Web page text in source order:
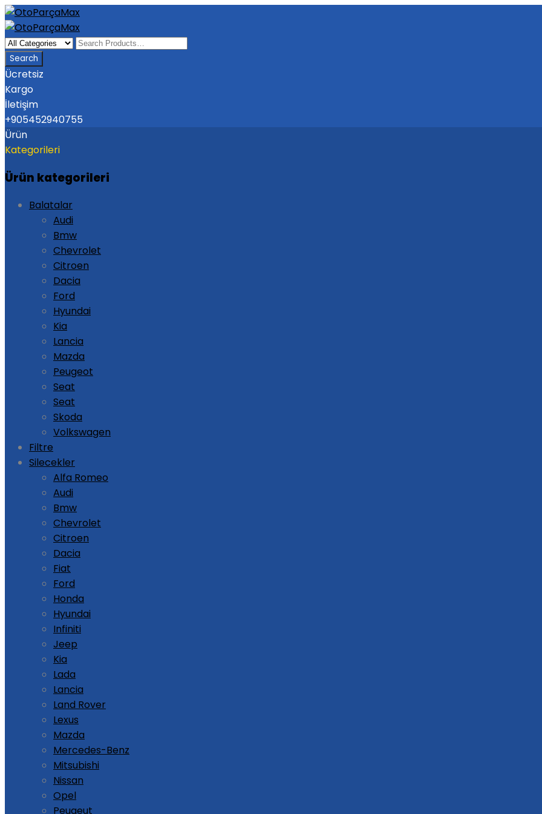
Ücretsiz
Kargo
İletişim
+905452940755
Ürün
Kategorileri
Ürün kategorileri
Balatalar
Audi
Bmw
Chevrolet
Citroen
Dacia
Ford
Hyundai
Kia
Lancia
Mazda
Peugeot
Seat
Seat
Skoda
Volkswagen
Filtre
Silecekler
Alfa Romeo
Audi
Bmw
Chevrolet
Citroen
Dacia
Fiat
Ford
Honda
Hyundai
Infiniti
Jeep
Kia
Lada
Lancia
Land Rover
Lexus
Mazda
Mercedes-Benz
Mitsubishi
Nissan
Opel
Peugeut